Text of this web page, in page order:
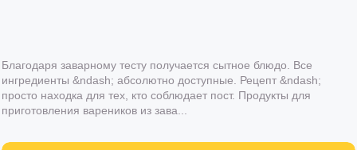
Благодаря заварному тесту получается сытное блюдо. Все
ингредиенты &ndash; абсолютно доступные. Рецепт &ndash;
просто находка для тех, кто соблюдает пост. Продукты для
приготовления вареников из зава...